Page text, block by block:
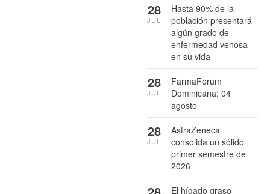
Hasta 90% de la
población presentará
algún grado de
enfermedad venosa
en su vida
28
JUL
FarmaForum
Dominicana: 04
agosto
28
JUL
AstraZeneca
consolida un sólido
primer semestre de
2026
28
JUL
El hígado graso